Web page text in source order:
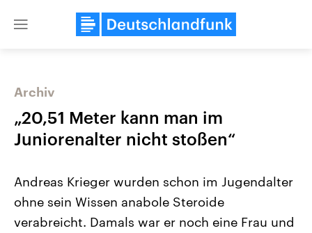
Close
Archiv
„20,51 Meter kann man im
Juniorenalter nicht stoßen“
Andreas Krieger wurden schon im Jugendalter
ohne sein Wissen anabole Steroide
verabreicht. Damals war er noch eine Frau und